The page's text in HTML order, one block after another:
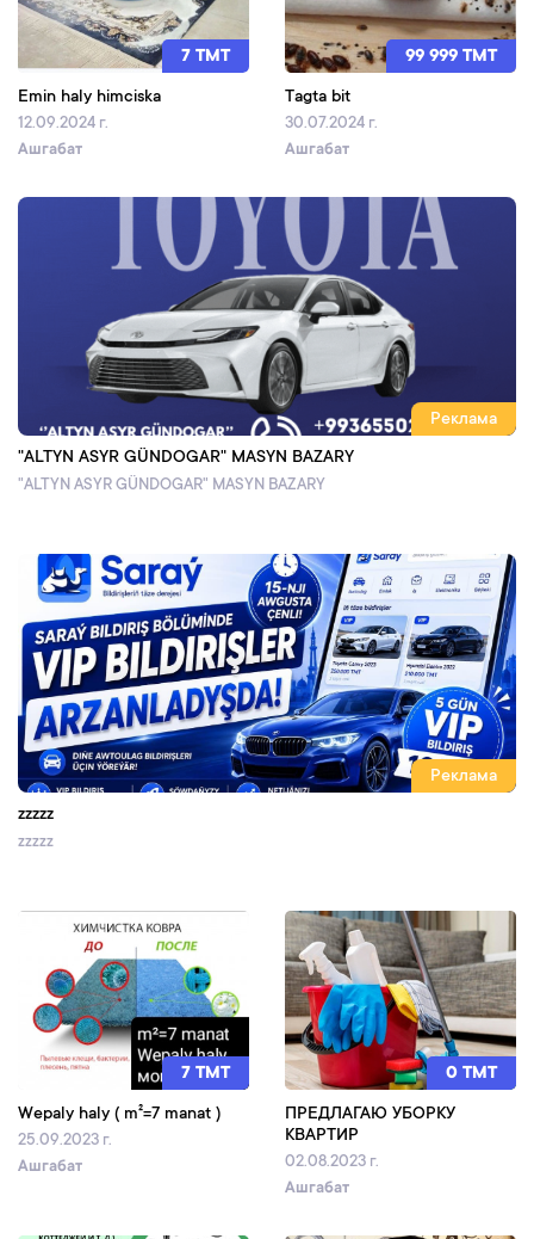
7 TMT
Emin haly himciska
12.09.2024 г.
Ашгабат
99 999 TMT
Tagta bit
30.07.2024 г.
Ашгабат
Реклама
"ALTYN ASYR GÜNDOGAR" MASYN BAZARY
"ALTYN ASYR GÜNDOGAR" MASYN BAZARY
Реклама
zzzzz
zzzzz
7 TMT
Wepaly haly ( m²=7 manat )
25.09.2023 г.
Ашгабат
0 TMT
ПРЕДЛАГАЮ УБОРКУ
КВАРТИР
02.08.2023 г.
Ашгабат